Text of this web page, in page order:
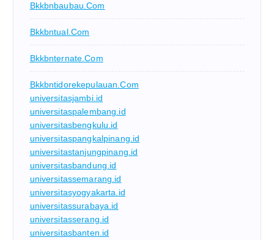
Bkkbnbaubau.com
Bkkbntual.com
Bkkbnternate.com
Bkkbntidorekepulauan.com
universitasjambi.id
universitaspalembang.id
universitasbengkulu.id
universitaspangkalpinang.id
universitastanjungpinang.id
universitasbandung.id
universitassemarang.id
universitasyogyakarta.id
universitassurabaya.id
universitasserang.id
universitasbanten.id